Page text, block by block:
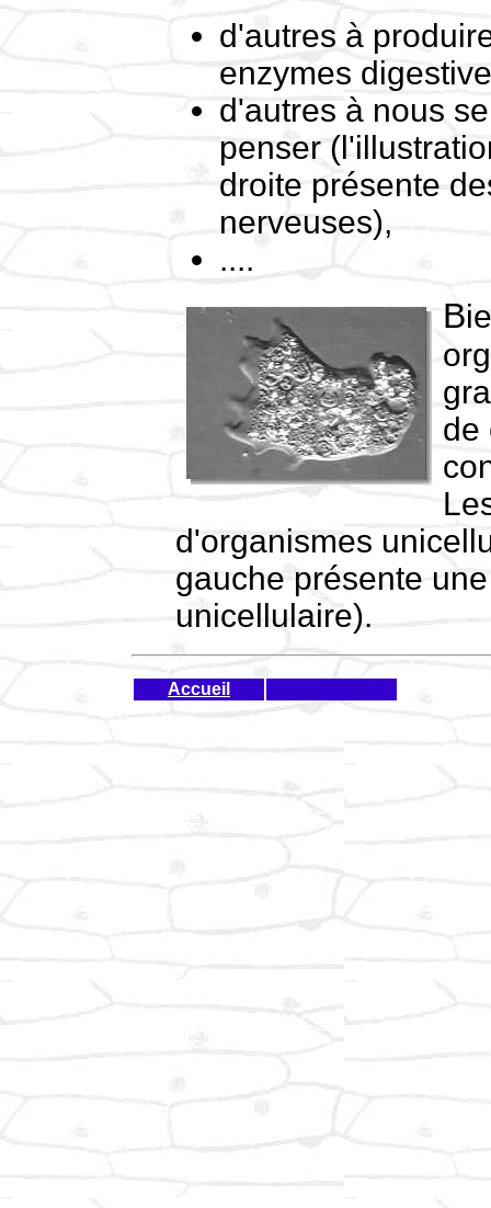
d'autres à
enzymes
d'autres à nous
penser
droite présente
nerveuses),
....
Bien que la plupart des
de
d'organismes
gauche présente
unicellulaire).
Accueil